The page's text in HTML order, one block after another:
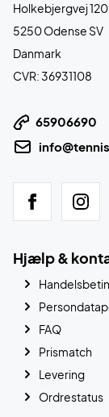
Holkebjergvej 120
5250 Odense SV
Danmark
CVR: 36931108
65906690
Hjælp &
FAQ
Prismatch
Levering
Ordrestatus